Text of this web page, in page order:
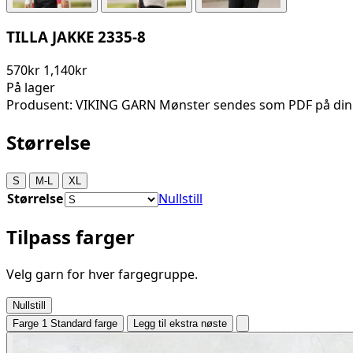
TILLA JAKKE 2335-8
570kr 1,140kr
På lager
Produsent: VIKING GARN Mønster sendes som PDF på
Størrelse
S M-L XL
Størrelse Nullstill
Tilpass farger
Velg garn for hver fargegruppe.
Nullstill
Farge 1 Standard farge Legg til ekstra nøste